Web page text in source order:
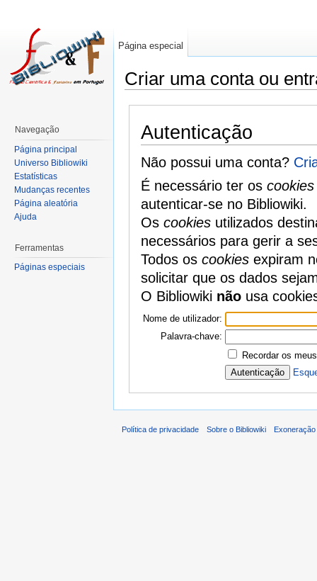
Criar uma conta ou
Autenticação
Não possui uma conta?
É necessário ter os cookies
autenticar-se no Bibliowiki.
Os cookiesutilizados
necessários para gerir a
Todos os cookiesexpiram
solicitar que os dados
O Bibliowiki nãousa
Nome de utilizador:
Palavra-chave:
Recordar os
Página especial
Navegação
Página principal
Universo Bibliowiki
Estatísticas
Mudanças recentes
Página aleatória
Ajuda
Ferramentas
Páginas especiais
Política de privacidade Sobre o Bibliowiki